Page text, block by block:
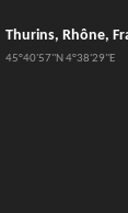
Thurins, Rhône,
45°40'57''N 4°38'29''E